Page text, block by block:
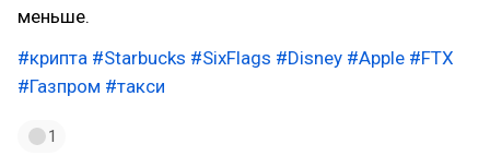
меньше.
#крипта #Starbucks #SixFlags #Disney #Apple #FTX
#Газпром #такси
1